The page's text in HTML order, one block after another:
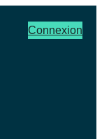
Connexion